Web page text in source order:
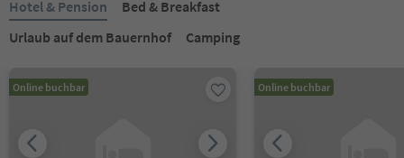
Hotel & Pension
Bed & Breakfast
Urlaub auf dem Bauernhof
Camping
Online buchbar Online buchbar